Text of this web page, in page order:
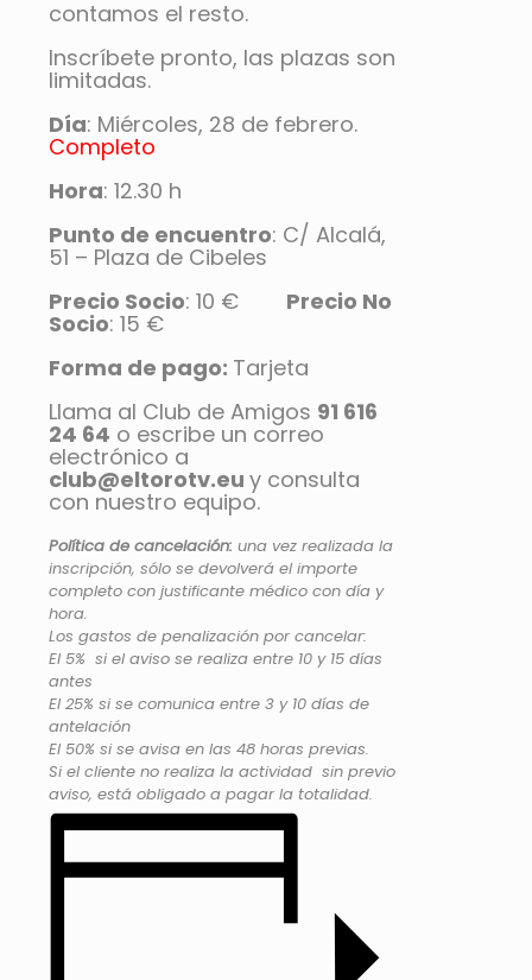
contamos el resto.
Inscríbete pronto, las plazas son
limitadas.
Día: Miércoles, 28 de febrero.
Completo
Hora: 12.30 h
Punto de encuentro: C/ Alcalá,
51 – Plaza de Cibeles
Precio Socio: 10 € Precio No
Socio: 15 €
Forma de pago: Tarjeta
Llama al Club de Amigos 91 616
24 64 o escribe un correo
electrónico a
club@eltorotv.eu y consulta
con nuestro equipo.
Política de cancelación: una vez realizada la
inscripción, sólo se devolverá el importe
completo con justificante médico con día y
hora.
Los gastos de penalización por cancelar:
El 5% si el aviso se realiza entre 10 y 15 días
antes
El 25% si se comunica entre 3 y 10 días de
antelación
El 50% si se avisa en las 48 horas previas.
Si el cliente no realiza la actividad sin previo
aviso, está obligado a pagar la totalidad.